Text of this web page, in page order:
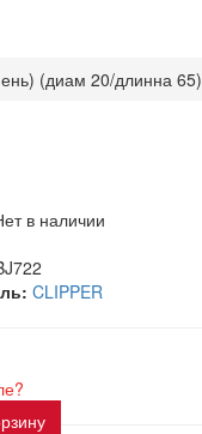
(диам 20/длинна 65)
в наличии
CLIPPER